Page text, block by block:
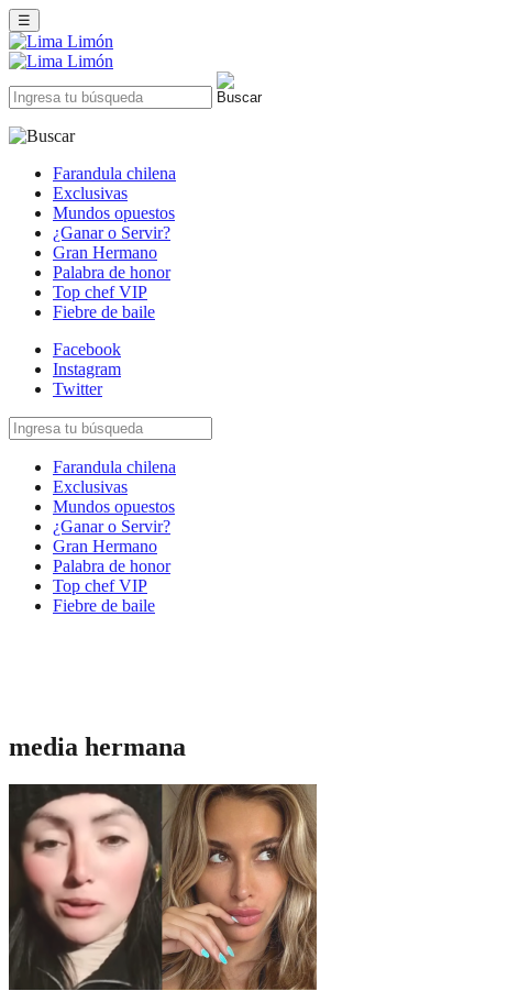
☰
Farandula chilena
Exclusivas
Mundos opuestos
¿Ganar o Servir?
Gran Hermano
Palabra de honor
Top chef VIP
Fiebre de baile
Facebook
Instagram
Twitter
Farandula chilena
Exclusivas
Mundos opuestos
¿Ganar o Servir?
Gran Hermano
Palabra de honor
Top chef VIP
Fiebre de baile
media hermana